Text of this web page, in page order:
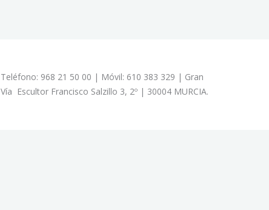
Teléfono: 968 21 50 00 | Móvil: 610 383 329 | Gran
Vía Escultor Francisco Salzillo 3, 2º | 30004 MURCIA.